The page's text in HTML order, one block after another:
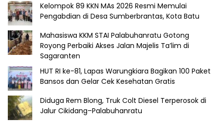
Kelompok 89 KKN MAs 2026 Resmi Memulai
Pengabdian di Desa Sumberbrantas, Kota Batu
Mahasiswa KKM STAI Palabuhanratu Gotong
Royong Perbaiki Akses Jalan Majelis Ta’lim di
Sagaranten
HUT RI ke-81, Lapas Warungkiara Bagikan 100 Paket
Bansos dan Gelar Cek Kesehatan Gratis
Diduga Rem Blong, Truk Colt Diesel Terperosok di
Jalur Cikidang–Palabuhanratu